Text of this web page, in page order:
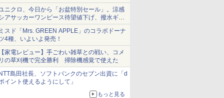
円から受付
ニクロ、今日から「お盆特別セール」。涼感
アサッカーワンピース待望値下げ、撥水ギア
ョーツは1990円に
スド「Mrs. GREEN APPLE」のコラボドーナ
4種、いよいよ発売！
家電レビュー】手ごわい雑草との戦い、コメ
の草刈機で完全勝利 掃除機感覚で使えた
島田社長、ソフトバンクのセブン出資に「d
イント使えるようにして」
もっと見る